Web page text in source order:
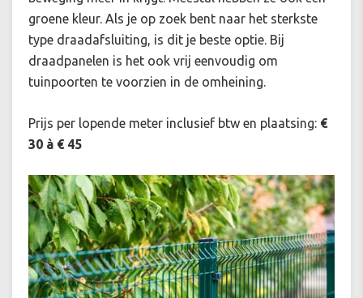
groene kleur. Als je op zoek bent naar het sterkste
type draadafsluiting, is dit je beste optie. Bij
draadpanelen is het ook vrij eenvoudig om
tuinpoorten te voorzien in de omheining.
Prijs per lopende meter inclusief btw en plaatsing: €
30 à € 45